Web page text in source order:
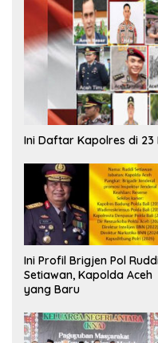
Ini Daftar Kapolres di
Ini Profil Brigjen Pol
Setiawan, Kapolda Aceh
yang Baru